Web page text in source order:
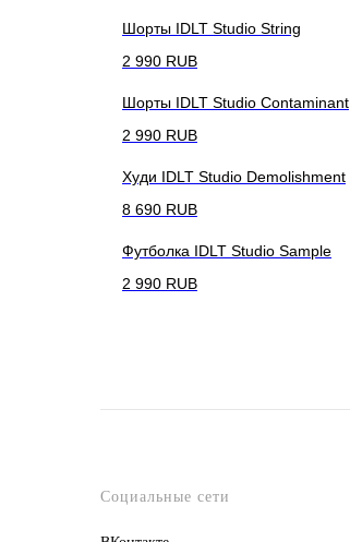
Шорты IDLT Studio String
2 990 RUB
Шорты IDLT Studio Contaminant
2 990 RUB
Худи IDLT Studio Demolishment
8 690 RUB
Футболка IDLT Studio Sample
2 990 RUB
Социальные сети